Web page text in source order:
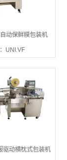
动保鲜膜包装机
UNI.VF
驱动横枕式包装机